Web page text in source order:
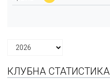
КЛУБНА СТАТИСТИКА